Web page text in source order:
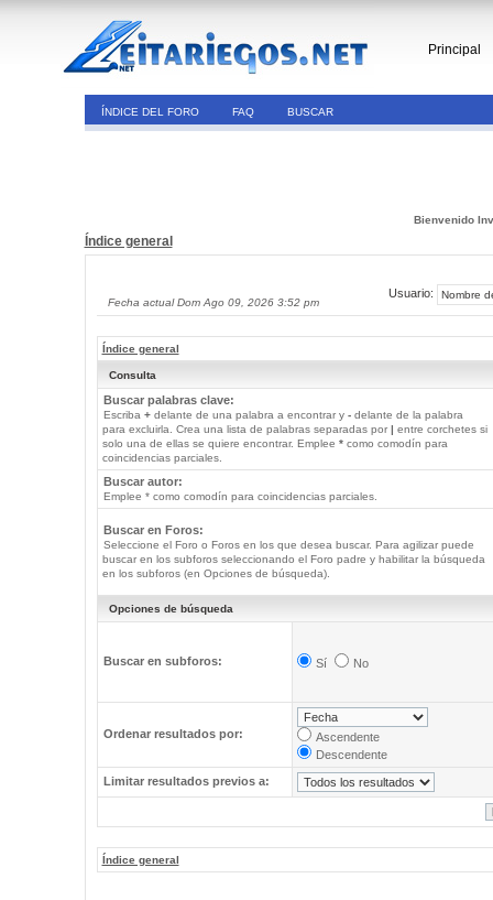
Principal
ÍNDICE DEL FORO FAQ BUSCAR
Bienvenido
Índice general
Fecha actual Dom Ago 09, 2026 3:52 pm
Usuario:
Índice general
Consulta
Buscar palabras clave:
Escriba +delante de una palabra a encontrar y -delante de la palabra
para excluirla. Crea una lista de palabras separadas por | entre corchetes si
solo una de ellas se quiere encontrar. Emplee *como comodín para
coincidencias parciales.
Buscar autor:
Emplee * como comodín para coincidencias parciales.
Buscar en Foros:
Seleccione el Foro o Foros en los que desea buscar. Para agilizar puede
buscar en los subforos seleccionando el Foro padre y habilitar la búsqueda
en los subforos (en Opciones de búsqueda).
Opciones de búsqueda
Buscar en subforos: Sí No
Ordenar resultados por:
Ascendente
Descendente
Limitar resultados previos a:
Índice general